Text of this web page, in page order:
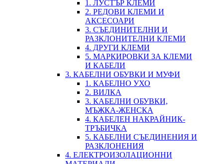
1. ЛУСТЪР КЛЕМИ
2. РЕДОВИ КЛЕМИ И
АКСЕСОАРИ
3. СЪЕДИНИТЕЛНИ И
РАЗКЛОНИТЕЛНИ КЛЕМИ
4. ДРУГИ КЛЕМИ
5. МАРКИРОВКИ ЗА КЛЕМИ
И КАБЕЛИ
3. КАБЕЛНИ ОБУВКИ И МУФИ
1. КАБЕЛНО УХО
2. ВИЛКА
3. КАБЕЛНИ ОБУВКИ,
МЪЖКА-ЖЕНСКА
4. КАБЕЛЕН НАКРАЙНИК-
ТРЪБИЧКА
5. КАБЕЛНИ СЪЕДИНЕНИЯ И
РАЗКЛОНЕНИЯ
4. ЕЛЕКТРОИЗОЛАЦИОННИ